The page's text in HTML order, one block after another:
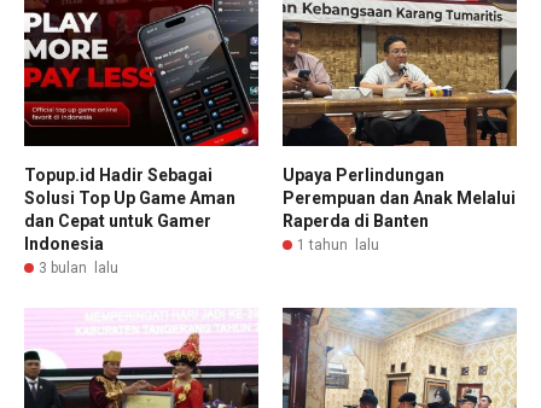
Topup.id Hadir Sebagai
Solusi Top Up Game Aman
dan Cepat untuk Gamer
Indonesia
3 bulan lalu
Upaya Perlindungan
Perempuan dan Anak Melalui
Raperda di Banten
1 tahun lalu